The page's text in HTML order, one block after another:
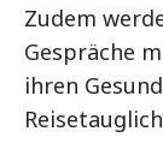
Zudem
Gespräche
ihren